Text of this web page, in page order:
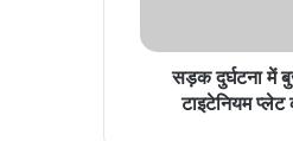
सड़क दुर्घटना में
टाइटेनियम